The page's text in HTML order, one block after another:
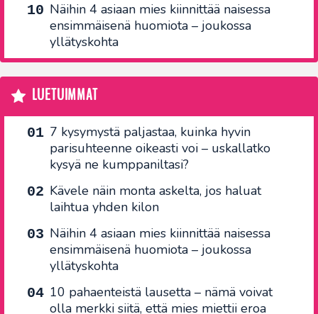
Näihin 4 asiaan mies kiinnittää naisessa
ensimmäisenä huomiota – joukossa
yllätyskohta
LUETUIMMAT
7 kysymystä paljastaa, kuinka hyvin
parisuhteenne oikeasti voi – uskallatko
kysyä ne kumppaniltasi?
Kävele näin monta askelta, jos haluat
laihtua yhden kilon
Näihin 4 asiaan mies kiinnittää naisessa
ensimmäisenä huomiota – joukossa
yllätyskohta
10 pahaenteistä lausetta – nämä voivat
olla merkki siitä, että mies miettii eroa